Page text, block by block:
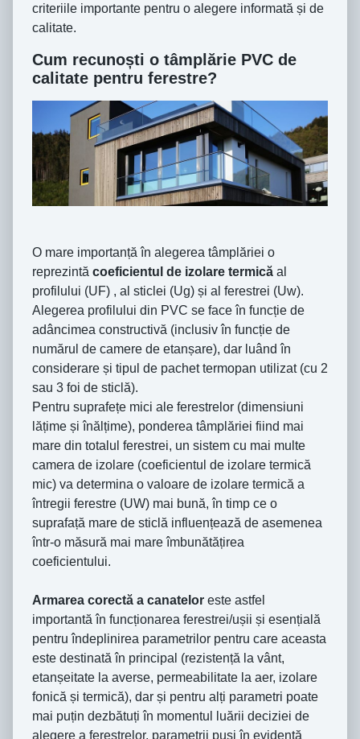
criteriile importante pentru o alegere informată și de
calitate.
Cum recunoști o tâmplărie PVC de
calitate pentru ferestre?
O mare importanță în alegerea tâmplăriei o
reprezintă coeficientul de izolare termică al
profilului (UF) , al sticlei (Ug) și al ferestrei (Uw).
Alegerea profilului din PVC se face în funcție de
adâncimea constructivă (inclusiv în funcție de
numărul de camere de etanșare), dar luând în
considerare și tipul de pachet termopan utilizat (cu 2
sau 3 foi de sticlă).
Pentru suprafețe mici ale ferestrelor (dimensiuni
lățime și înălțime), ponderea tâmplăriei fiind mai
mare din totalul ferestrei, un sistem cu mai multe
camera de izolare (coeficientul de izolare termică
mic) va determina o valoare de izolare termică a
întregii ferestre (UW) mai bună, în timp ce o
suprafață mare de sticlă influențează de asemenea
într-o măsură mai mare îmbunătățirea
coeficientului.
Armarea corectă a canatelor este astfel
importantă în funcționarea ferestrei/ușii și esențială
pentru îndeplinirea parametrilor pentru care aceasta
este destinată în principal (rezistență la vânt,
etanșeitate la averse, permeabilitate la aer, izolare
fonică și termică), dar și pentru alți parametri poate
mai puțin dezbătuți în momentul luării deciziei de
alegere a ferestrelor, parametrii puși în evidență